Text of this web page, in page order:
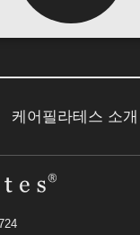
케어필라테스 소개